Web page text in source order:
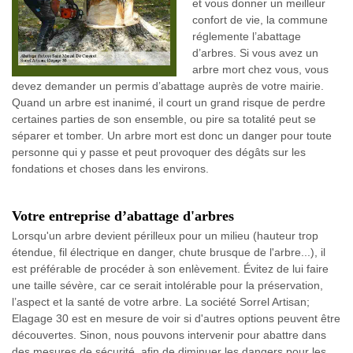
et vous donner un meilleur
confort de vie, la commune
réglemente l’abattage
d’arbres. Si vous avez un
arbre mort chez vous, vous
devez demander un permis d’abattage auprès de votre mairie.
Quand un arbre est inanimé, il court un grand risque de perdre
certaines parties de son ensemble, ou pire sa totalité peut se
séparer et tomber. Un arbre mort est donc un danger pour toute
personne qui y passe et peut provoquer des dégâts sur les
fondations et choses dans les environs.
Votre entreprise d’abattage d'arbres
Lorsqu'un arbre devient périlleux pour un milieu (hauteur trop
étendue, fil électrique en danger, chute brusque de l'arbre...), il
est préférable de procéder à son enlèvement. Évitez de lui faire
une taille sévère, car ce serait intolérable pour la préservation,
l’aspect et la santé de votre arbre. La société Sorrel Artisan;
Elagage 30 est en mesure de voir si d'autres options peuvent être
découvertes. Sinon, nous pouvons intervenir pour abattre dans